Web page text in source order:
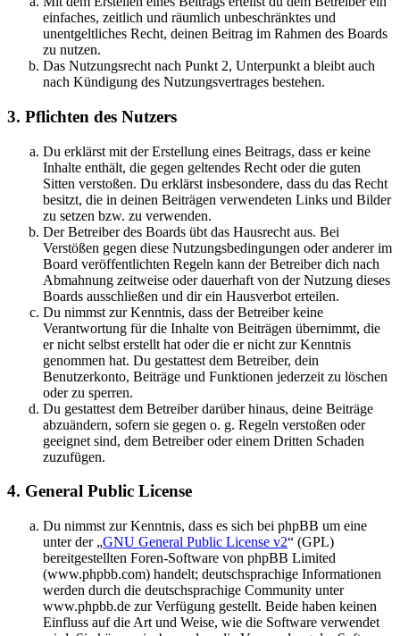
einfaches, zeitlich und räumlich unbeschränktes und
unentgeltliches Recht, deinen Beitrag im Rahmen des Boards
zu nutzen.
Das Nutzungsrecht nach Punkt 2, Unterpunkt a bleibt auch
nach Kündigung des Nutzungsvertrages bestehen.
3. Pflichten des Nutzers
Du erklärst mit der Erstellung eines Beitrags, dass er keine
Inhalte enthält, die gegen geltendes Recht oder die guten
Sitten verstoßen. Du erklärst insbesondere, dass du das Recht
besitzt, die in deinen Beiträgen verwendeten Links und Bilder
zu setzen bzw. zu verwenden.
Der Betreiber des Boards übt das Hausrecht aus. Bei
Verstößen gegen diese Nutzungsbedingungen oder anderer im
Board veröffentlichten Regeln kann der Betreiber dich nach
Abmahnung zeitweise oder dauerhaft von der Nutzung dieses
Boards ausschließen und dir ein Hausverbot erteilen.
Du nimmst zur Kenntnis, dass der Betreiber keine
Verantwortung für die Inhalte von Beiträgen übernimmt, die
er nicht selbst erstellt hat oder die er nicht zur Kenntnis
genommen hat. Du gestattest dem Betreiber, dein
Benutzerkonto, Beiträge und Funktionen jederzeit zu löschen
oder zu sperren.
Du gestattest dem Betreiber darüber hinaus, deine Beiträge
abzuändern, sofern sie gegen o. g. Regeln verstoßen oder
geeignet sind, dem Betreiber oder einem Dritten Schaden
zuzufügen.
4. General Public License
Du nimmst zur Kenntnis, dass es sich bei phpBB um eine
unter der „GNU General Public License v2“ (GPL)
bereitgestellten Foren-Software von phpBB Limited
(www.phpbb.com) handelt; deutschsprachige Informationen
werden durch die deutschsprachige Community unter
www.phpbb.de zur Verfügung gestellt. Beide haben keinen
Einfluss auf die Art und Weise, wie die Software verwendet